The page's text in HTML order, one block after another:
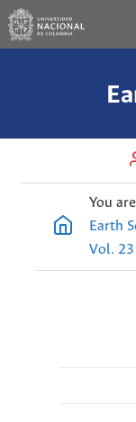
You
Earth
Vol.